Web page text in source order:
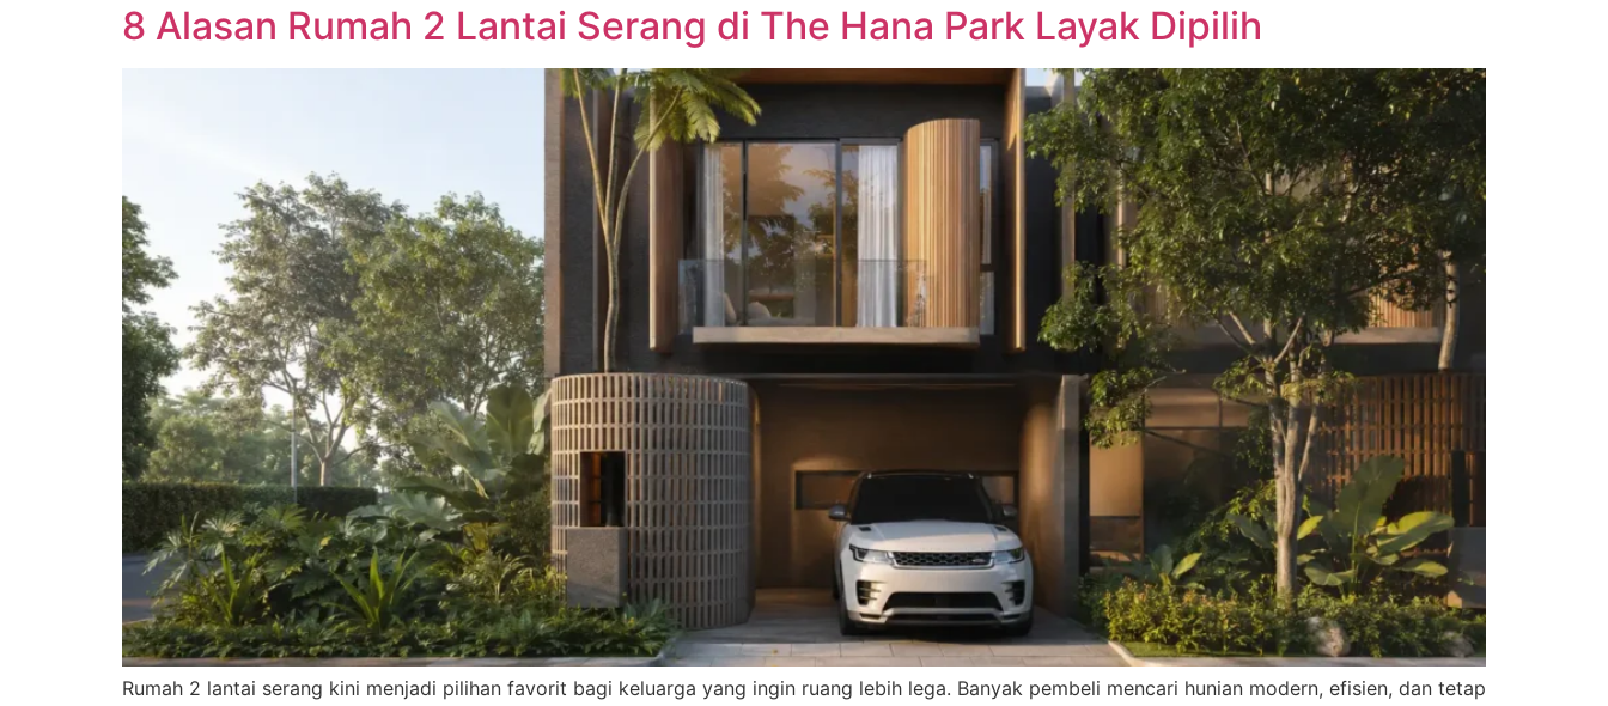
8 Alasan Rumah 2 Lantai Serang di The Hana Park Layak Dipilih
Rumah 2 lantai serang kini menjadi pilihan favorit bagi keluarga yang ingin ruang lebih lega. Banyak pembeli mencari hunian modern, efisien, dan tetap